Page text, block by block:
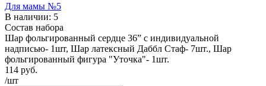
Для мамы №5
В наличии: 5
Состав набора
Шар фольгированный сердце 36” с индивидуальной
надписью- 1шт, Шар латексный Даббл Стаф- 7шт., Шар
фольгированный фигура "Уточка"- 1шт.
114 руб.
/шт